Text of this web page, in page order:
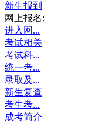
新生报到
网上报名:
进入网...
考试相关
考试科...
统一考...
录取及...
新生复查
考生考...
成考简介